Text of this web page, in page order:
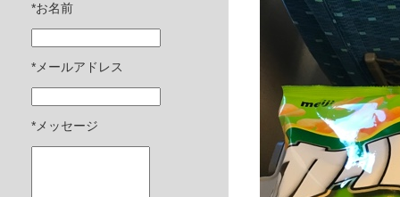
*お名前
*メールアドレス
*メッセージ